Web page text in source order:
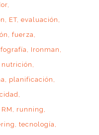
ET evaluación
fuerza
Ironman
nutrición
planificación
RM
running
tecnología